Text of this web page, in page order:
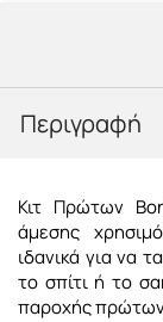
Περιγραφή
Κιτ Πρώτων
άμεσης
ιδανικά για να
το σπίτι ή το
παροχής πρώτων